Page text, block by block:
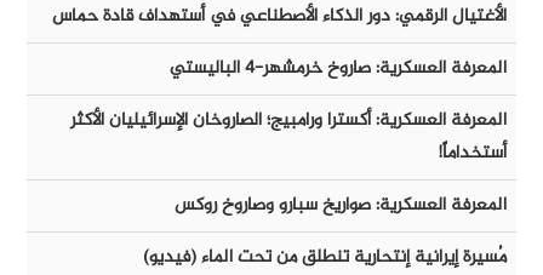
الأغتيال الرقمي: دور الذكاء الأصطناعي في أستهداف قادة حماس
المعرفة العسكرية: صاروخ خرمشهر-٤ الباليستي
المعرفة العسكرية: أكسترا ورامبيج؛ الصاروخان الإسرائيليان الأكثر
أستخداماً!
المعرفة العسكرية: صواريخ سبارو وصاروخ روكس
مُسيرة إيرانية إنتحارية تنطلق من تحت الماء (فيديو)